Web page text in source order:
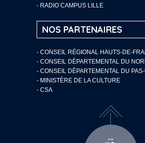
- RADIO CAMPUS LILLE
NOS PARTENAIRES
- CONSEIL RÉGIONAL HAUTS-DE-
- CONSEIL DÉPARTEMENTAL DU
- CONSEIL DÉPARTEMENTAL DU
- MINISTÈRE DE LA CULTURE
- CSA